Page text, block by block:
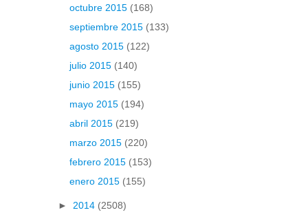
octubre 2015 (168)
septiembre 2015 (133)
agosto 2015 (122)
julio 2015 (140)
junio 2015 (155)
mayo 2015 (194)
abril 2015 (219)
marzo 2015 (220)
febrero 2015 (153)
enero 2015 (155)
► 2014 (2508)